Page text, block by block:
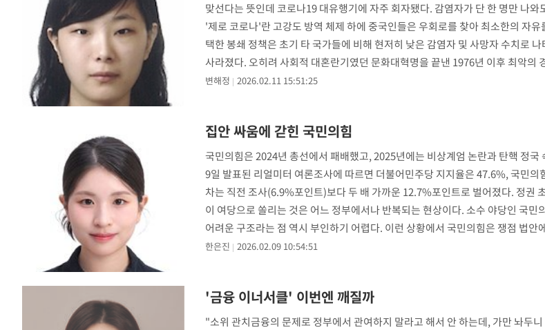
맞선다는 뜻인데 코로나19 대유행기에 자주 회자됐다. 감염자가 단 한 명만 나와
'제로 코로나'란 고강도 방역 체제 하에 중국인들은 우회로를 찾아 최소한의 자유
택한 봉쇄 정책은 초기 타 국가들에 비해 현저히 낮은 감염자 및 사망자 수치로
사라졌다. 오히려 사회적 대혼란기였던 문화대혁명을 끝낸 1976년 이후 최악의
가를
변해정 2026.02.11 15:51:25
집안 싸움에 갇힌 국민의힘
국민의힘은 2024년 총선에서 패배했고, 2025년에는 비상계엄 논란과 탄핵 정국
9일 발표된 리얼미터 여론조사에 따르면 더불어민주당 지지율은 47.6%, 국민의
차는 직전 조사(6.9%포인트)보다 두 배 가까운 12.7%포인트로 벌어졌다. 정권
이 여당으로 쏠리는 것은 어느 정부에서나 반복되는 현상이다. 소수 야당인 국민
어려운 구조라는 점 역시 부인하기 어렵다. 이런 상황에서 국민의힘은 쟁점 법안
섰
한은진 2026.02.09 10:54:51
'금융 이너서클' 이번엔 깨질까
"소위 관치금융의 문제로 정부에서 관여하지 말라고 해서 안 하는데, 가만 놔두